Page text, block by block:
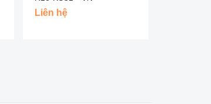
Liên hệ